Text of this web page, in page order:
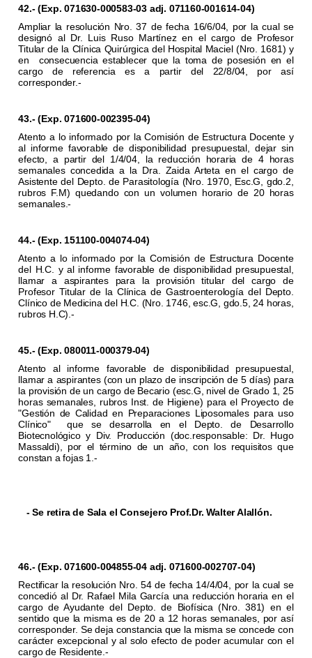
42.- (Exp. 071630-000583-03 adj. 071160-001614-04)
Ampliar la resolución Nro. 37 de fecha 16/6/04, por la cual se
designó al Dr. Luis Ruso Martínez en el cargo de Profesor
Titular de la Clínica Quirúrgica del Hospital Maciel (Nro. 1681) y
en
consecuencia establecer que la toma de posesión en el
cargo de referencia es a partir del 22/8/04, por así
corresponder.-
43.- (Exp. 071600-002395-04)
Atento a lo informado por la Comisión de Estructura Docente y
al informe favorable de disponibilidad presupuestal, dejar sin
efecto, a partir del 1/4/04, la reducción horaria de 4 horas
semanales concedida a la Dra. Zaida Arteta en el cargo de
Asistente del Depto. de Parasitología (Nro. 1970, Esc.G, gdo.2,
rubros F.M) quedando con un volumen horario de 20 horas
semanales.-
44.- (Exp. 151100-004074-04)
Atento a lo informado por la Comisión de Estructura Docente
del H.C. y al informe favorable de disponibilidad presupuestal,
llamar a aspirantes para la provisión titular del cargo de
Profesor Titular de la Clínica de Gastroenterología del Depto.
Clínico de Medicina del H.C. (Nro. 1746, esc.G, gdo.5, 24 horas,
rubros H.C).-
45.- (Exp. 080011-000379-04)
Atento al informe favorable de disponibilidad presupuestal,
llamar a aspirantes (con un plazo de inscripción de 5 días) para
la provisión de un cargo de Becario (esc.G, nivel de Grado 1, 25
horas semanales, rubros Inst. de Higiene) para el Proyecto de
"Gestión de Calidad en Preparaciones Liposomales para uso
Clínico"
que se desarrolla en el Depto. de Desarrollo
Biotecnológico y Div. Producción (doc.responsable: Dr. Hugo
Massaldi), por el término de un año, con los requisitos que
constan a fojas 1.-
- Se retira de Sala el Consejero Prof.Dr. Walter Alallón.
46.- (Exp. 071600-004855-04 adj. 071600-002707-04)
Rectificar la resolución Nro. 54 de fecha 14/4/04, por la cual se
concedió al Dr. Rafael Mila García una reducción horaria en el
cargo de Ayudante del Depto. de Biofísica (Nro. 381) en el
sentido que la misma es de 20 a 12 horas semanales, por así
corresponder. Se deja constancia que la misma se concede con
carácter excepcional y al solo efecto de poder acumular con el
cargo de Residente.-